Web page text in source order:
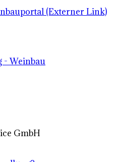
(Externer Link)
- Weinbau
GmbH